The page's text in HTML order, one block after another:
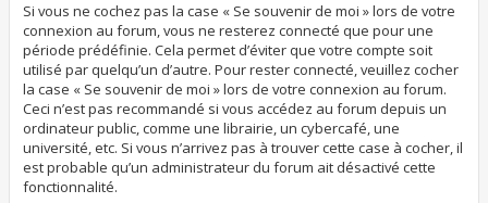
Si vous ne cochez pas la case « Se souvenir de moi » lors de votre
connexion au forum, vous ne resterez connecté que pour une
période prédéfinie. Cela permet d’éviter que votre compte soit
utilisé par quelqu’un d’autre. Pour rester connecté, veuillez cocher
la case « Se souvenir de moi » lors de votre connexion au forum.
Ceci n’est pas recommandé si vous accédez au forum depuis un
ordinateur public, comme une librairie, un cybercafé, une
université, etc. Si vous n’arrivez pas à trouver cette case à cocher, il
est probable qu’un administrateur du forum ait désactivé cette
fonctionnalité.